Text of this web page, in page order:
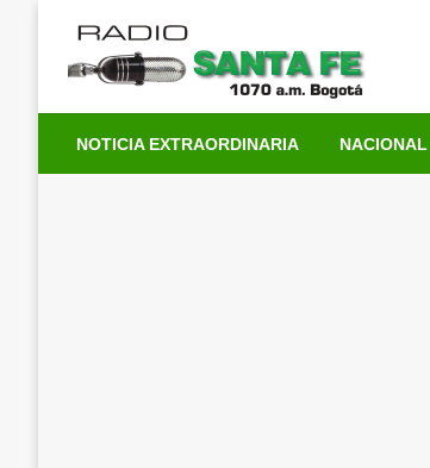
contenido
NOTICIA EXTRAORDINARIA NACIONAL